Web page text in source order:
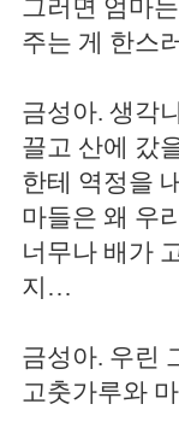
그러면 엄마
주는 게 한스
금성아. 생각
끌고 산에 갔
한테 역정을
마들은 왜 우
너무나 배가
지…
금성아. 우린
고춧가루와